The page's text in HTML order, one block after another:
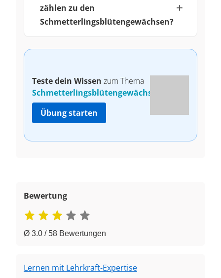
zählen zu den
Schmetterlingsblütengewächsen?
Teste dein Wissen zum Thema
Schmetterlingsblütengewächse!
Übung starten
Bewertung
Ø 3.0 / 58 Bewertungen
Lernen mit Lehrkraft-Expertise